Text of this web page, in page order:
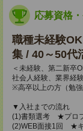
応募資格
職種未経験
集 / 40～50代
＜未経験、第二新卒
社会人経験、業界経
※高卒以上の方（勉強
▼入社までの流れ
(1)書類選考 ★プロフ
(2)WEB面接1回 ★キ